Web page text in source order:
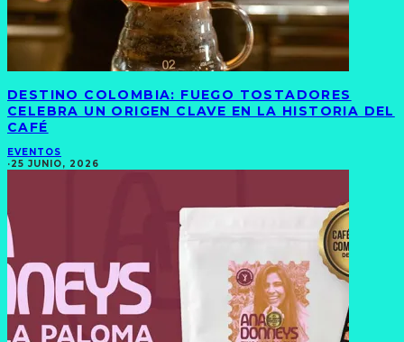
DESTINO COLOMBIA: FUEGO TOSTADORES
CELEBRA UN ORIGEN CLAVE EN LA HISTORIA DEL
CAFÉ
EVENTOS
·25 JUNIO, 2026